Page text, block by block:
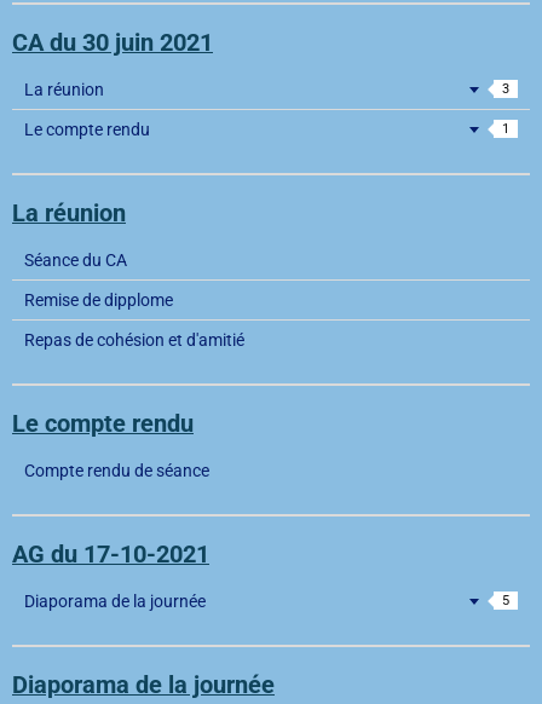
CA du 30 juin 2021
La réunion 3
Le compte rendu 1
La réunion
Séance du CA
Remise de dipplome
Repas de cohésion et d'amitié
Le compte rendu
Compte rendu de séance
AG du 17-10-2021
Diaporama de la journée 5
Diaporama de la journée